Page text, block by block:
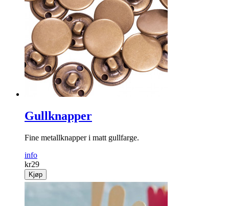
Gullknapper
Fine metallknapper i matt gullfarge.
info
kr29
Kjøp